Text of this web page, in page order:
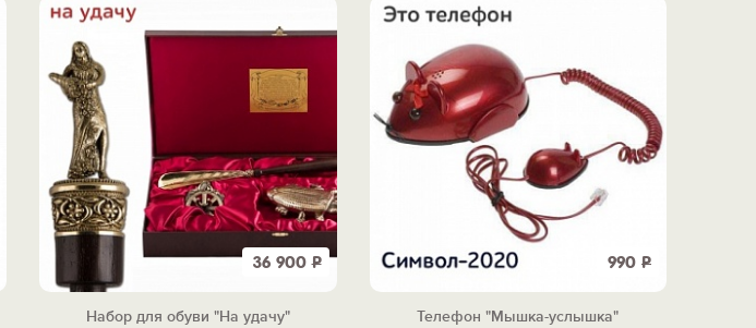
36 900Р
Набор для обуви "На удачу"
990 Р
Телефон "Мышка-услышка"